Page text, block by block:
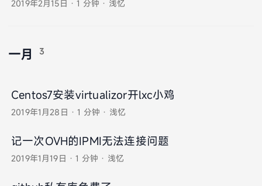
2019年2月15日 ·1 分钟 · 浅忆
一月 3
Centos7安装virtualizor开lxc小鸡
2019年1月28日 ·1 分钟 · 浅忆
记一次OVH的IPMI无法连接问题
2019年1月19日 ·1 分钟 · 浅忆